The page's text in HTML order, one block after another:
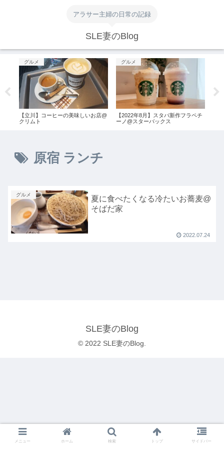
アラサー主婦の日常の記録
SLE妻のBlog
グルメ
【立川】コーヒーの美味しいお店@
クリムト
グルメ
【2022年8月】スタバ新作フラペチ
ーノ@スターバックス
原宿 ランチ
グルメ
夏に食べたくなる冷たいお蕎麦@
そばだ家
2022.07.24
SLE妻のBlog
© 2022 SLE妻のBlog.
メニュー ホーム 検索 トップ サイドバー